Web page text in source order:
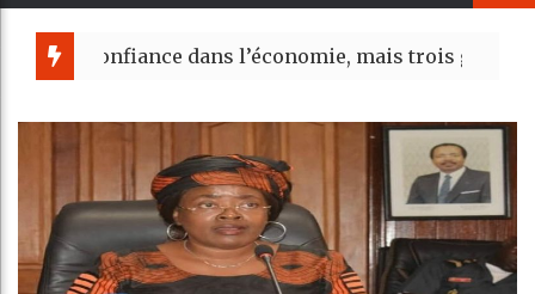
dans l’économie, mais trois grands
: Ouattara acte la fin de la CEI et pose les jalons
du tout premier Sénat issu de la réforme
de nouvelles opportunités d’investissement